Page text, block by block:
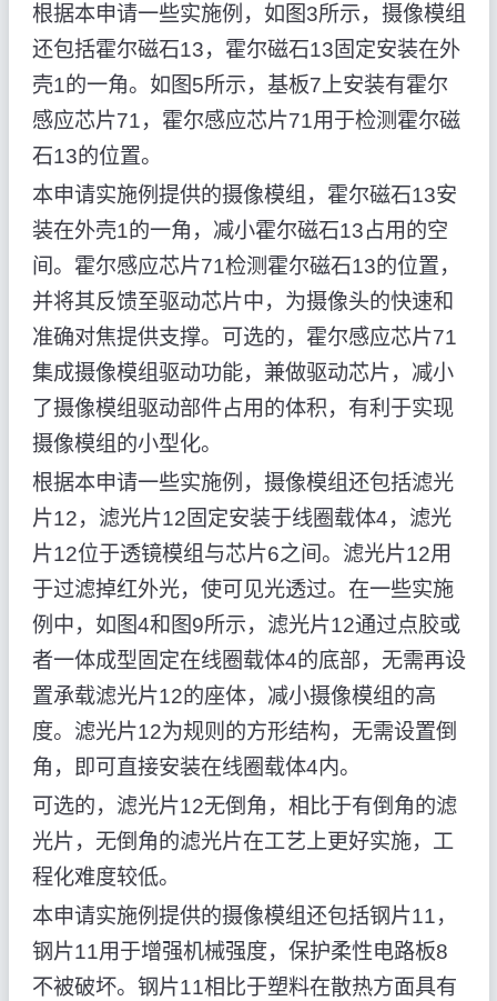
根据本申请一些实施例，如图3所示，摄像模组
还包括霍尔磁石13，霍尔磁石13固定安装在外
壳1的一角。如图5所示，基板7上安装有霍尔
感应芯片71，霍尔感应芯片71用于检测霍尔磁
石13的位置。
本申请实施例提供的摄像模组，霍尔磁石13安
装在外壳1的一角，减小霍尔磁石13占用的空
间。霍尔感应芯片71检测霍尔磁石13的位置，
并将其反馈至驱动芯片中，为摄像头的快速和
准确对焦提供支撑。可选的，霍尔感应芯片71
集成摄像模组驱动功能，兼做驱动芯片，减小
了摄像模组驱动部件占用的体积，有利于实现
摄像模组的小型化。
根据本申请一些实施例，摄像模组还包括滤光
片12，滤光片12固定安装于线圈载体4，滤光
片12位于透镜模组与芯片6之间。滤光片12用
于过滤掉红外光，使可见光透过。在一些实施
例中，如图4和图9所示，滤光片12通过点胶或
者一体成型固定在线圈载体4的底部，无需再设
置承载滤光片12的座体，减小摄像模组的高
度。滤光片12为规则的方形结构，无需设置倒
角，即可直接安装在线圈载体4内。
可选的，滤光片12无倒角，相比于有倒角的滤
光片，无倒角的滤光片在工艺上更好实施，工
程化难度较低。
本申请实施例提供的摄像模组还包括钢片11，
钢片11用于增强机械强度，保护柔性电路板8
不被破坏。钢片11相比于塑料在散热方面具有